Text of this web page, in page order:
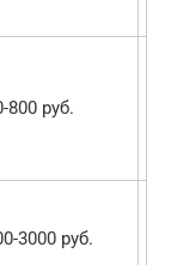
800 руб.
3000 руб.